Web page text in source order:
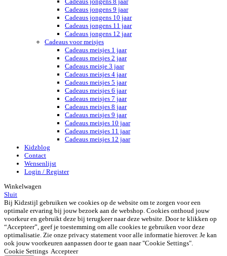
Cadeaus jongens 9 jaar
Cadeaus jongens 10 jaar
Cadeaus jongens 11 jaar
Cadeaus jongens 12 jaar
Cadeaus voor meisjes
Cadeaus meisjes 1 jaar
Cadeaus meisjes 2 jaar
Cadeaus meisje 3 jaar
Cadeaus meisjes 4 jaar
Cadeaus meisjes 5 jaar
Cadeaus meisjes 6 jaar
Cadeaus meisjes 7 jaar
Cadeaus meisjes 8 jaar
Cadeaus meisjes 9 jaar
Cadeaus meisjes 10 jaar
Cadeaus meisjes 11 jaar
Cadeaus meisjes 12 jaar
Kidzblog
Contact
Wensenlijst
Login / Register
Winkelwagen
Sluit
Bij Kidzstijl gebruiken we cookies op de website om te zorgen voor een
optimale ervaring bij jouw bezoek aan de webshop. Cookies onthoud jouw
voorkeur en gebruikt deze bij terugkeer naar deze website. Door te klikken op
“Accepteer”, geef je toestemming om alle cookies te gebruiken voor deze
optimalisatie. Zie onze privacy statement voor alle informatie hierover. Je kan
ook jouw voorkeuren aanpassen door te gaan naar "Cookie Settings".
Cookie Settings Accepteer